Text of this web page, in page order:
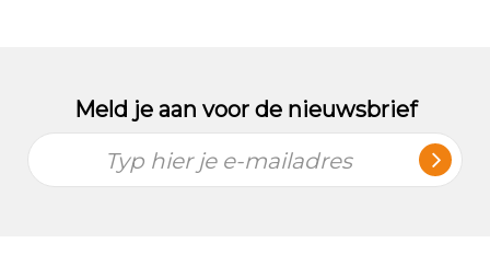
Meld je aan voor de nieuwsbrief
Typ hier je e-mailadres